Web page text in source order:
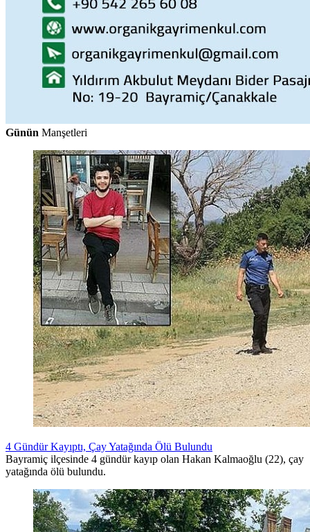
Günün Manşetleri
4 Gündür Kayıptı, Çay Yatağında Ölü Bulundu
Bayramiç ilçesinde 4 gündür kayıp olan Hakan Kalmaoğlu (22), çay
yatağında ölü bulundu.